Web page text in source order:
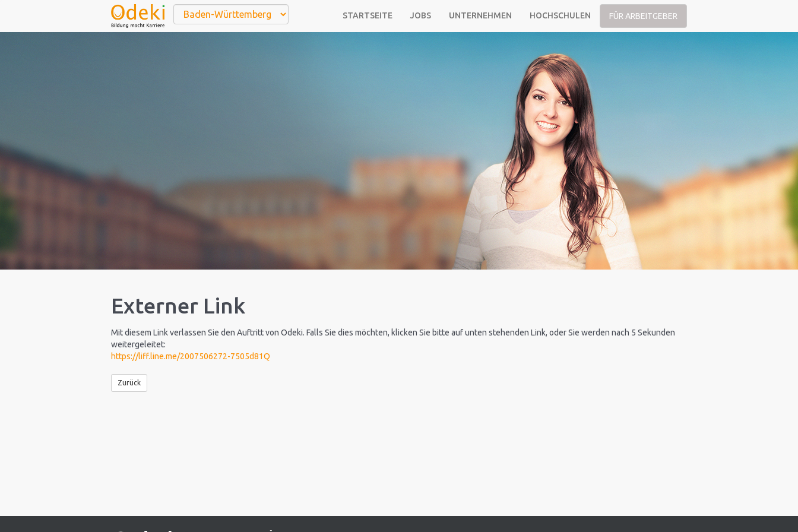
STARTSEITE JOBS UNTERNEHMEN HOCHSCHULEN FÜR ARBEITGEBER
Externer Link
Mit diesem Link verlassen Sie den Auftritt von Odeki. Falls Sie dies möchten, klicken Sie bitte auf unten stehenden Link, oder Sie werden nach 5 Sekunden
weitergeleitet:
https://liff.line.me/2007506272-7505d81Q
Zurück